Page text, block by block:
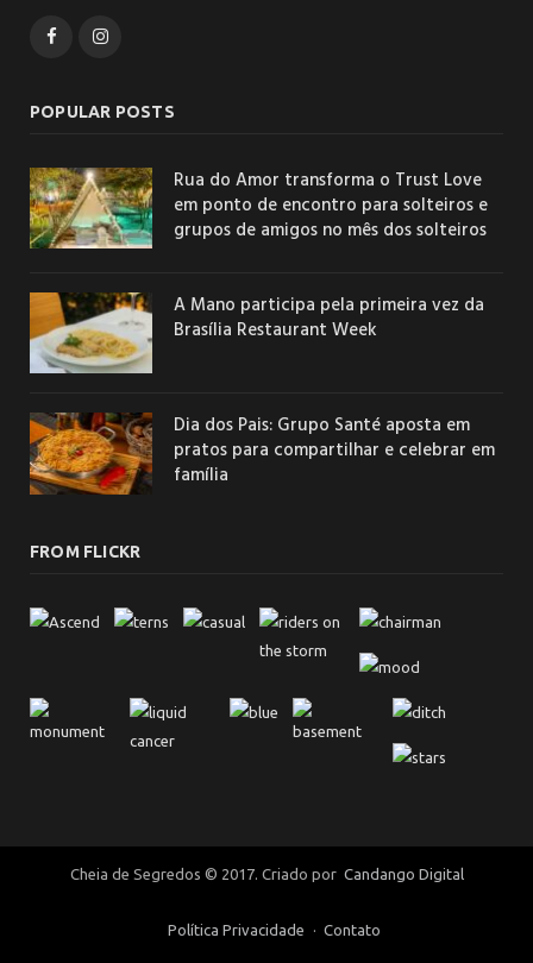
FacebookInstagram
POPULAR POSTS
Rua do Amor transforma o Trust Love
em ponto de encontro para solteiros e
grupos de amigos no mês dos solteiros
A Mano participa pela primeira vez da
Brasília Restaurant Week
Dia dos Pais: Grupo Santé aposta em
pratos para compartilhar e celebrar em
família
FROM FLICKR
Cheia de Segredos © 2017. Criado por Candango Digital
Política Privacidade Contato